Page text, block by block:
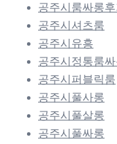
공주시룸싸롱후
공주시셔츠룸
공주시유흥
공주시정통룸
공주시퍼블릭룸
공주시풀사롱
공주시풀살롱
공주시풀싸롱